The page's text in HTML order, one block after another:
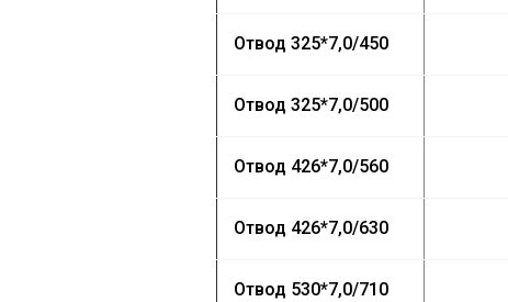
Отвод 325*7,0/450
Отвод 325*7,0/500
Отвод 426*7,0/560
Отвод 426*7,0/630
Отвод 530*7,0/710